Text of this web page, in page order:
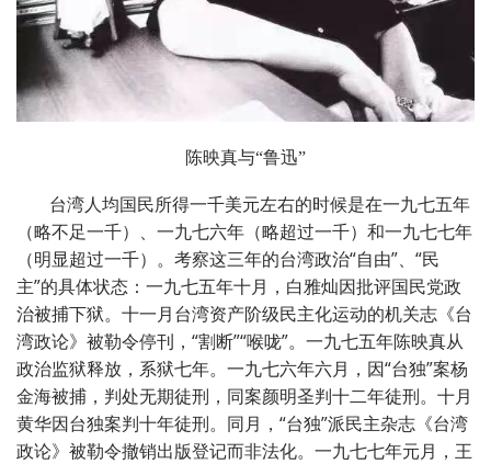
陈映真与“鲁迅”
台湾人均国民所得一千美元左右的时候是在一九七五年
（略不足一千）、一九七六年（略超过一千）和一九七七年
（明显超过一千）。考察这三年的台湾政治“自由”、“民
主”的具体状态：一九七五年十月，白雅灿因批评国民党政
治被捕下狱。十一月台湾资产阶级民主化运动的机关志《台
湾政论》被勒令停刊，“割断”“喉咙”。一九七五年陈映真从
政治监狱释放，系狱七年。一九七六年六月，因“台独”案杨
金海被捕，判处无期徒刑，同案颜明圣判十二年徒刑。十月
黄华因台独案判十年徒刑。同月，“台独”派民主杂志《台湾
政论》被勒令撤销出版登记而非法化。一九七七年元月，王